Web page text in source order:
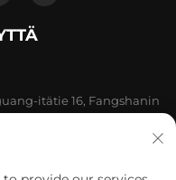
itätie 16, Fangshanin